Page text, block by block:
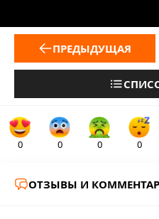
ПРЕДЫДУЩАЯ
0 0 0 0
ОТЗЫВЫ И